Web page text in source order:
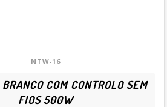
NTW-16
COM CONTROLO SEM
FIOS 500W